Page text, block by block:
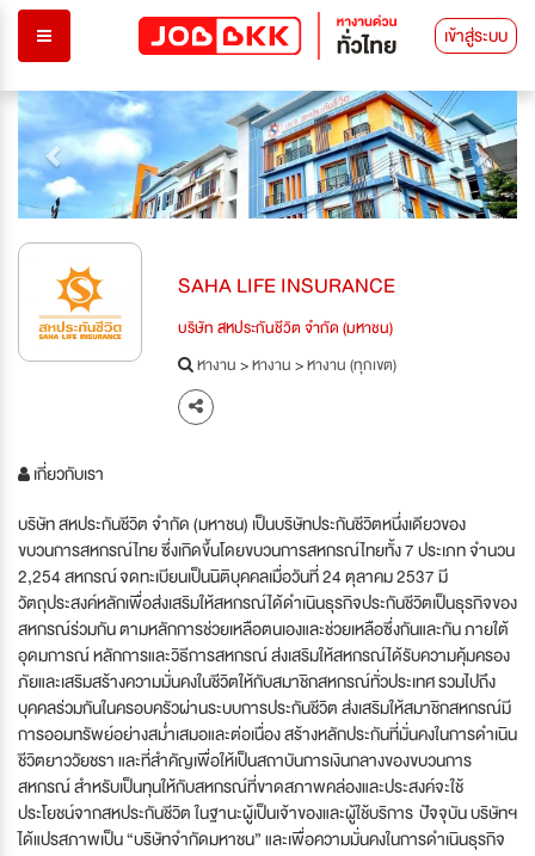
เข้าสู่ระบบ
Previous
SAHA LIFE INSURANCE
บริษัท สหประกันชีวิต จำกัด (มหาชน)
หางาน>หางาน>หางาน (ทุกเขต)
เกี่ยวกับเรา
บริษัท สหประกันชีวิต จำกัด (มหาชน) เป็นบริษัทประกันชีวิตหนึ่งเดียวของ
ขบวนการสหกรณ์ไทย ซึ่งเกิดขึ้นโดยขบวนการสหกรณ์ไทยทั้ง 7 ประเภท จำนวน
2,254 สหกรณ์ จดทะเบียนเป็นนิติบุคคลเมื่อวันที่ 24 ตุลาคม 2537 มี
วัตถุประสงค์หลักเพื่อส่งเสริมให้สหกรณ์ได้ดำเนินธุรกิจประกันชีวิตเป็นธุรกิจของ
สหกรณ์ร่วมกัน ตามหลักการช่วยเหลือตนเองและช่วยเหลือซึ่งกันและกัน ภายใต้
อุดมการณ์ หลักการและวิธีการสหกรณ์ ส่งเสริมให้สหกรณ์ได้รับความคุ้มครอง
ภัยและเสริมสร้างความมั่นคงในชีวิตให้กับสมาชิกสหกรณ์ทั่วประเทศ รวมไปถึง
บุคคลร่วมกันในครอบครัวผ่านระบบการประกันชีวิต ส่งเสริมให้สมาชิกสหกรณ์มี
การออมทรัพย์อย่างสม่ำเสมอและต่อเนื่อง สร้างหลักประกันที่มั่นคงในการดำเนิน
ชีวิตยาววัยชรา และที่สำคัญเพื่อให้เป็นสถาบันการเงินกลางของขบวนการ
สหกรณ์ สำหรับเป็นทุนให้กับสหกรณ์ที่ขาดสภาพคล่องและประสงค์จะใช้
ประโยชน์จากสหประกันชีวิต ในฐานะผู้เป็นเจ้าของและผู้ใช้บริการ ปัจจุบัน บริษัทฯ
ได้แปรสภาพเป็น “บริษัทจำกัดมหาชน” และเพื่อความมั่นคงในการดำเนินธุรกิจ